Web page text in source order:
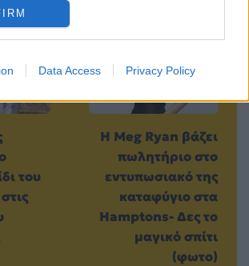
Data Access Privacy Policy
του
Η Meg Ryan βάζει
πωλητήριο στο
εντυπωσιακό της
καταφύγιο στα
Hamptons- Δες το
μαγικό σπίτι
(φωτο)